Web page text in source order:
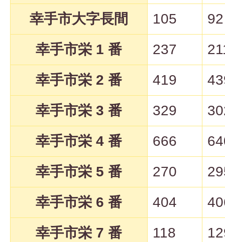
幸手市大字長間
105
92
幸手市栄 1 番
237
幸手市栄 2 番
419
幸手市栄 3 番
329
幸手市栄 4 番
666
幸手市栄 5 番
270
幸手市栄 6 番
404
幸手市栄 7 番
118